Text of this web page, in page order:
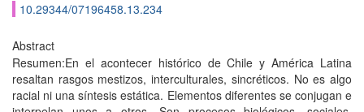
10.29344/07196458.13.234
Abstract
Resumen:En el acontecer histórico de Chile y América Latina
resaltan rasgos mestizos, interculturales, sincréticos. No es algo
racial ni una síntesis estática. Elementos diferentes se conjugan e